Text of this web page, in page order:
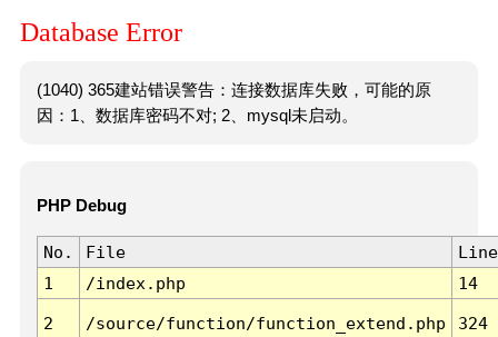
Database Error
(1040) 365建站错误警告：连接数据库失败，可能的原
因：1、数据库密码不对; 2、mysql未启动。
PHP Debug
No. File
Line
1
/index.php 14
2 /source/function/function_extend.php 324